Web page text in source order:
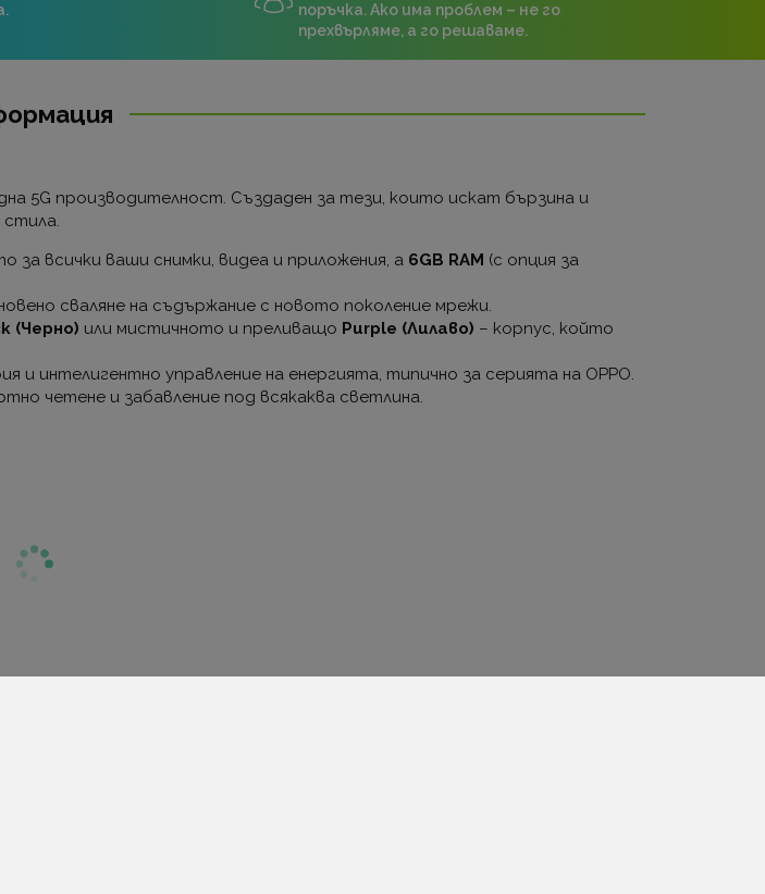
поръчка. Ако има проблем – не го
прехвърляме, а го решаваме.
5G производителност. Създаден за тези, които искат бързина и
за всички ваши снимки, видеа и приложения, а 6GB RAM (с опция за
сваляне на съдържание с новото поколение мрежи.
(Черно) или мистичното и преливащо Purple (Лилаво) – корпус, който
и интелигентно управление на енергията, типично за серията на OPPO.
четене и забавление под всякаква светлина.